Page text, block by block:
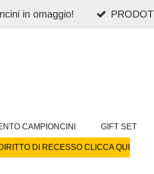
in omaggio!
CAMPIONCINI GIFT SET
DI RECESSO CLICCA QUI